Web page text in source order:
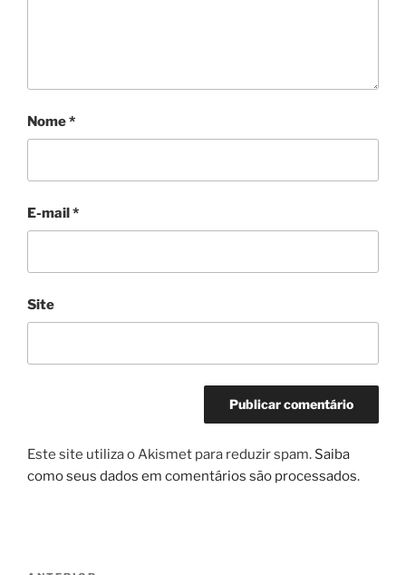
Nome*
E-mail*
Site
Este site utiliza o Akismet para reduzir spam. Saiba
como seus dados em comentários são processados.
Navegação